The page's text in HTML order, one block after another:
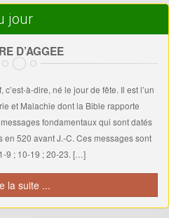
jour
D’AGGEE
à-dire, né le jour de fête. Il est l’un
et Malachie dont la Bible rapporte
fondamentaux qui sont datés
en 520 avant J.-C. Ces messages sont
9 ; 10-19 ; 20-23. […]
la suite ...